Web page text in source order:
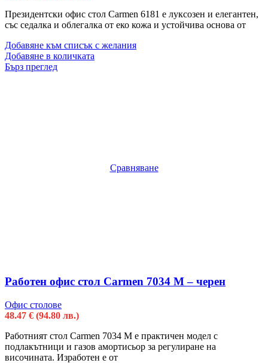
Президентски офис стол Carmen 6181 е луксозен и елегантен,
със седалка и облегалка от еко кожа и устойчива основа от
Добавяне към списък с желания
Добавяне в количката
Бърз преглед
Сравняване
Работен офис стол Carmen 7034 М – черен
Офис столове
48.47 € (94.80 лв.)
Работният стол Carmen 7034 М е практичен модел с
подлакътници и газов амортисьор за регулиране на
височината. Изработен е от